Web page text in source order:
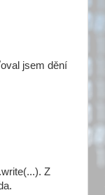
jsem dění
Z